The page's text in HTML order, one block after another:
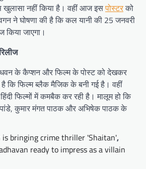
नहीं किया है। वहीं आज इसपोस्टरको
ने घोषणा की है कि कल यानी की 25 जनवरी
किया जाएगा।
के कैप्शन और फिल्म के पोस्ट को देखकर
कि फिल्म ब्लैक मैजिक के बनी गई है। वहीं
फिल्मों में कमबैक कर रही है। मालूम हो कि
कुमार मंगत पाठक और अभिषेक पाठक के
is bringing crime thriller 'Shaitan',
ready to impress as a villain